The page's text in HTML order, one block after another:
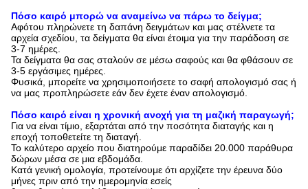
Πόσο καιρό μπορώ να αναμείνω να πάρω το δείγμα;
Αφότου πληρώνετε τη δαπάνη δειγμάτων και μας στέλνετε τα
αρχεία σχεδίου, τα δείγματα θα είναι έτοιμα για την παράδοση σε
3-7 ημέρες.
Τα δείγματα θα σας σταλούν σε μέσω σαφούς και θα φθάσουν σε
3-5 εργάσιμες ημέρες.
Φυσικά, μπορείτε να χρησιμοποιήσετε το σαφή απολογισμό σας ή
να μας προπληρώσετε εάν δεν έχετε έναν απολογισμό.
Πόσο καιρό είναι η χρονική ανοχή για τη μαζική παραγωγή;
Για να είναι τίμιο, εξαρτάται από την ποσότητα διαταγής και η
εποχή τοποθετείτε τη διαταγή.
Το καλύτερο αρχείο που διατηρούμε παραδίδει 20.000 παράθυρα
δώρων μέσα σε μια εβδομάδα.
Κατά γενική ομολογία, προτείνουμε ότι αρχίζετε την έρευνα δύο
μήνες πριν από την ημερομηνία εσείς